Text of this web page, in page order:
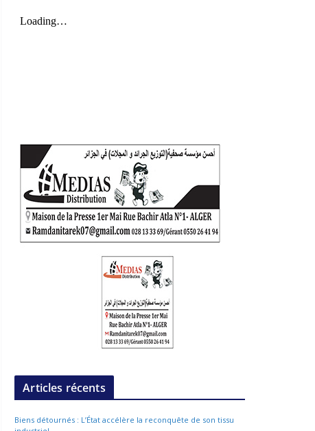
Articles récents
Biens détournés : L’État accélère la reconquête de son tissu